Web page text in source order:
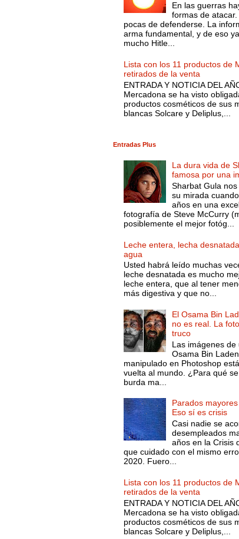
En las guerras
formas de
pocas de defenderse. La
arma fundamental, y de eso
mucho Hitle...
Lista con los 11 productos de
retirados de la venta
ENTRADA Y NOTICIA DEL
Mercadona se ha visto
productos cosméticos de sus
blancas Solcare y Deliplus,...
Entradas Plus
La dura vida de
famosa por una
Sharbat Gula
su mirada
años en una
fotografía de Steve McCurry
posiblemente el mejor fotóg...
Leche entera, lecha
agua
Usted habrá leído muchas
leche desnatada es mucho
leche entera, que al tener
más digestiva y que no...
El Osama Bin
no es real. La
truco
Las imágenes de
Osama Bin
manipulado en Photoshop
vuelta al mundo. ¿Para qué
burda ma...
Parados
Eso sí es crisis
Casi nadie se
desempleados
años en la Crisis
que cuidado con el mismo
2020. Fuero...
Lista con los 11 productos de
retirados de la venta
ENTRADA Y NOTICIA DEL
Mercadona se ha visto
productos cosméticos de sus
blancas Solcare y Deliplus,...